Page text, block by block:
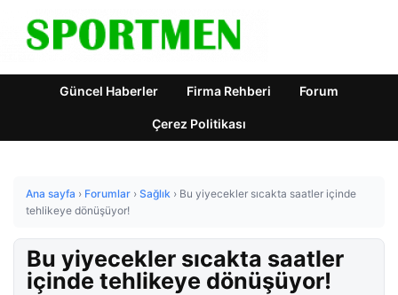
Güncel Haberler Firma Rehberi Forum
Çerez Politikası
Ana sayfa › Forumlar › Sağlık › Bu yiyecekler sıcakta saatler içinde
tehlikeye dönüşüyor!
Bu yiyecekler sıcakta saatler
içinde tehlikeye dönüşüyor!